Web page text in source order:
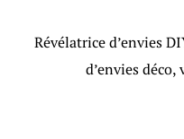
Révélatrice d’envies
d’envies